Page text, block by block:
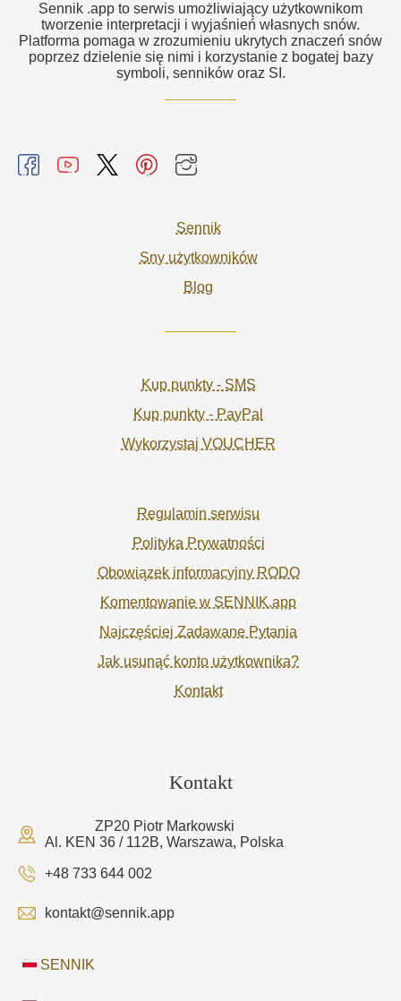
Sennik .app to serwis umożliwiający użytkownikom
tworzenie interpretacji i wyjaśnień własnych snów.
Platforma pomaga w zrozumieniu ukrytych znaczeń snów
poprzez dzielenie się nimi i korzystanie z bogatej bazy
symboli, senników oraz SI.
Sennik
Sny użytkowników
Blog
Kup punkty - SMS
Kup punkty - PayPal
Wykorzystaj VOUCHER
Regulamin serwisu
Polityka Prywatności
Obowiązek informacyjny RODO
Komentowanie w SENNIK.app
Najczęściej Zadawane Pytania
Jak usunąć konto użytkownika?
Kontakt
Kontakt
ZP20 Piotr Markowski
Al. KEN 36 / 112B, Warszawa, Polska
+48 733 644 002
kontakt@sennik.app
SENNIK